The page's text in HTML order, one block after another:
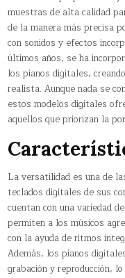
muestras de alta calidad
de la manera más precisa
con sonidos y efectos
últimos años, se ha
los pianos digitales,
realista. Aunque nada se
estos modelos digitales
aquellos que priorizan la
La versatilidad es una de
teclados digitales de sus
cuentan con una variedad
permiten a los músicos
con la ayuda de ritmos
Además, los pianos
grabación y reproducción,